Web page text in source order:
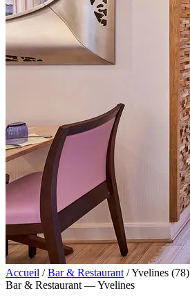
Accueil / Bar & Restaurant /Yvelines (78)
Bar & Restaurant — Yvelines